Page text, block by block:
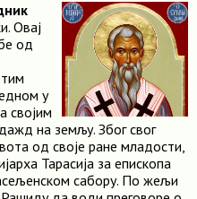
Овај
од
у
својим
на земљу. Због свог
од своје ране младости,
Тарасија за епископа
сабору. По жељи